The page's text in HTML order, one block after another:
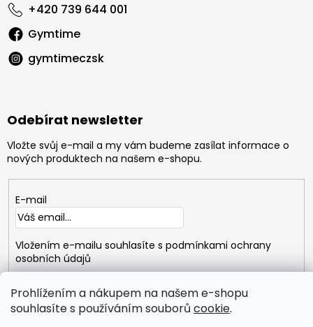
Prohlížením a nákupem na našem e-shopu
souhlasíte s používáním souborů cookie.
+420 739 644 001
Gymtime
gymtimeczsk
Odebírat newsletter
Vložte svůj e-mail a my vám budeme zasílat informace o
nových produktech na našem e-shopu.
E-mail
Vložením e-mailu souhlasíte s podmínkami ochrany
osobních údajů
PŘIHLÁSIT
SE